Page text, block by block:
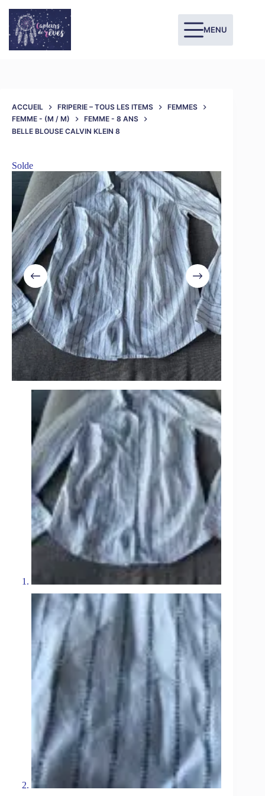
MENU
ACCUEIL FRIPERIE – TOUS LES ITEMS
FEMMES
FEMME - (M / M)
FEMME - 8 ANS
BELLE BLOUSE CALVIN KLEIN 8
Solde